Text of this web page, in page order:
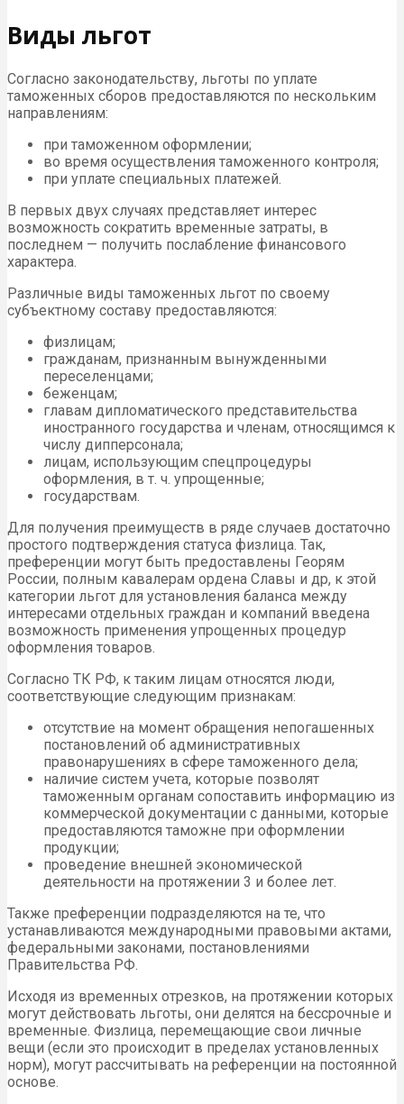
Виды льгот
Согласно законодательству, льготы по уплате
таможенных сборов предоставляются по нескольким
направлениям:
при таможенном оформлении;
во время осуществления таможенного контроля;
при уплате специальных платежей.
В первых двух случаях представляет интерес
возможность сократить временные затраты, в
последнем — получить послабление финансового
характера.
Различные виды таможенных льгот по своему
субъектному составу предоставляются:
физлицам;
гражданам, признанным вынужденными
переселенцами;
беженцам;
главам дипломатического представительства
иностранного государства и членам, относящимся к
числу дипперсонала;
лицам, использующим спецпроцедуры
оформления, в т. ч. упрощенные;
государствам.
Для получения преимуществ в ряде случаев достаточно
простого подтверждения статуса физлица. Так,
преференции могут быть предоставлены Георям
России, полным кавалерам ордена Славы и др, к этой
категории льгот для установления баланса между
интересами отдельных граждан и компаний введена
возможность применения упрощенных процедур
оформления товаров.
Согласно ТК РФ, к таким лицам относятся люди,
соответствующие следующим признакам:
отсутствие на момент обращения непогашенных
постановлений об административных
правонарушениях в сфере таможенного дела;
наличие систем учета, которые позволят
таможенным органам сопоставить информацию из
коммерческой документации с данными, которые
предоставляются таможне при оформлении
продукции;
проведение внешней экономической
деятельности на протяжении 3 и более лет.
Также преференции подразделяются на те, что
устанавливаются международными правовыми актами,
федеральными законами, постановлениями
Правительства РФ.
Исходя из временных отрезков, на протяжении которых
могут действовать льготы, они делятся на бессрочные и
временные. Физлица, перемещающие свои личные
вещи (если это происходит в пределах установленных
норм), могут рассчитывать на референции на постоянной
основе.